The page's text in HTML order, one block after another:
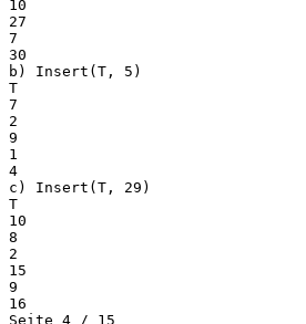
10
27
7
30
b) Insert(T, 5)
T
7
2
9
1
4
c) Insert(T, 29)
T
10
8
2
15
9
16
Seite 4 / 15